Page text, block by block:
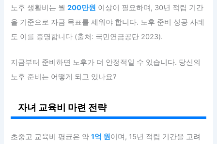
노후 생활비는 월200만원 이상이 필요하며, 30년 적립 기간
을 기준으로 자금 목표를 세워야 합니다. 노후 준비 성공 사례
도 이를 증명합니다 (출처: 국민연금공단 2023).
지금부터 준비하면 노후가 더 안정적일 수 있습니다. 당신의
노후 준비는 어떻게 되고 있나요?
자녀 교육비 마련 전략
초중고 교육비 평균은 약1억 원이며, 15년 적립 기간을 고려